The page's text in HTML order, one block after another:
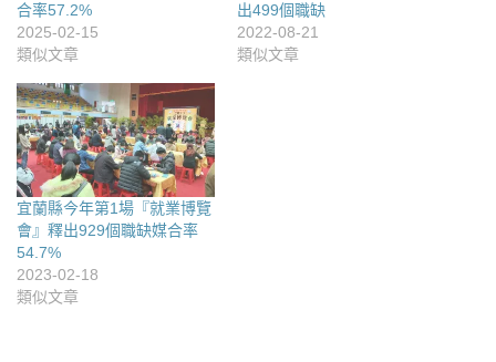
合率57.2%
2025-02-15
類似文章
出499個職缺
2022-08-21
類似文章
宜蘭縣今年第1場『就業博覽
會』釋出929個職缺媒合率
54.7%
2023-02-18
類似文章